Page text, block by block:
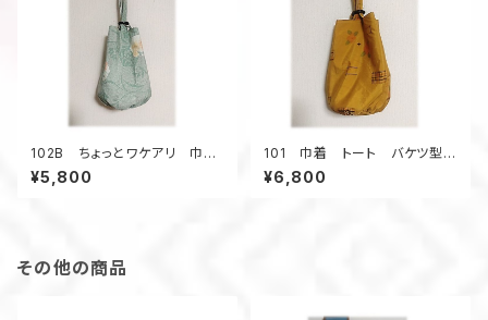
102B ちょっとワケアリ 巾
着 トート バケツ型 大島紬
リメイク 春色 亀甲柄 ウッ
¥5,800
101 巾着 トート バケツ型
大島紬リメイク 椿模様 ゴー
ルドカラー ウッドリング ポケ
¥6,800
その他の商品